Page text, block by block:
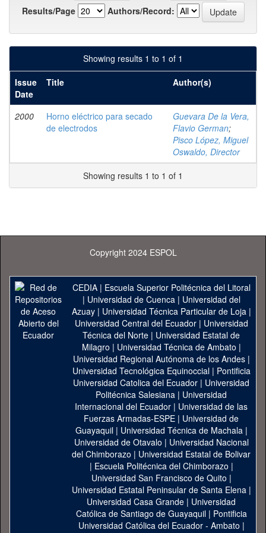
Results/Page
Authors/Record:
Showing results 1 to 1 of 1
Issue
Date
Title Author(s)
2000
Horno eléctrico para secado
de electrodos
Guevara De la Vera,
Flavio German;
Pisco López, Miguel
Oswaldo, Director
Showing results 1 to 1 of 1
Copyright 2024 ESPOL
CEDIA| Escuela Superior Politécnica del Litoral
| Universidad de Cuenca| Universidad del
Azuay| Universidad Técnica Particular de Loja|
Universidad Central del Ecuador| Universidad
Técnica del Norte | Universidad Estatal de
Milagro | Universidad Técnica de Ambato |
Universidad Regional Autónoma de los Andes|
Universidad Tecnológica Equinoccial| Pontificia
Universidad Catolica del Ecuador | Universidad
Politécnica Salesiana | Universidad
Internacional del Ecuador | Universidad de las
Fuerzas Armadas-ESPE | Universidad de
Guayaquil| Universidad Técnica de Machala|
Universidad de Otavalo | Universidad Nacional
del Chimborazo | Universidad Estatal de Bolivar
| Escuela Politécnica del Chimborazo |
Universidad San Francisco de Quito |
Universidad Estatal Peninsular de Santa Elena|
Universidad Casa Grande | Universidad
Católica de Santiago de Guayaquil| Pontificia
Universidad Católica del Ecuador - Ambato |